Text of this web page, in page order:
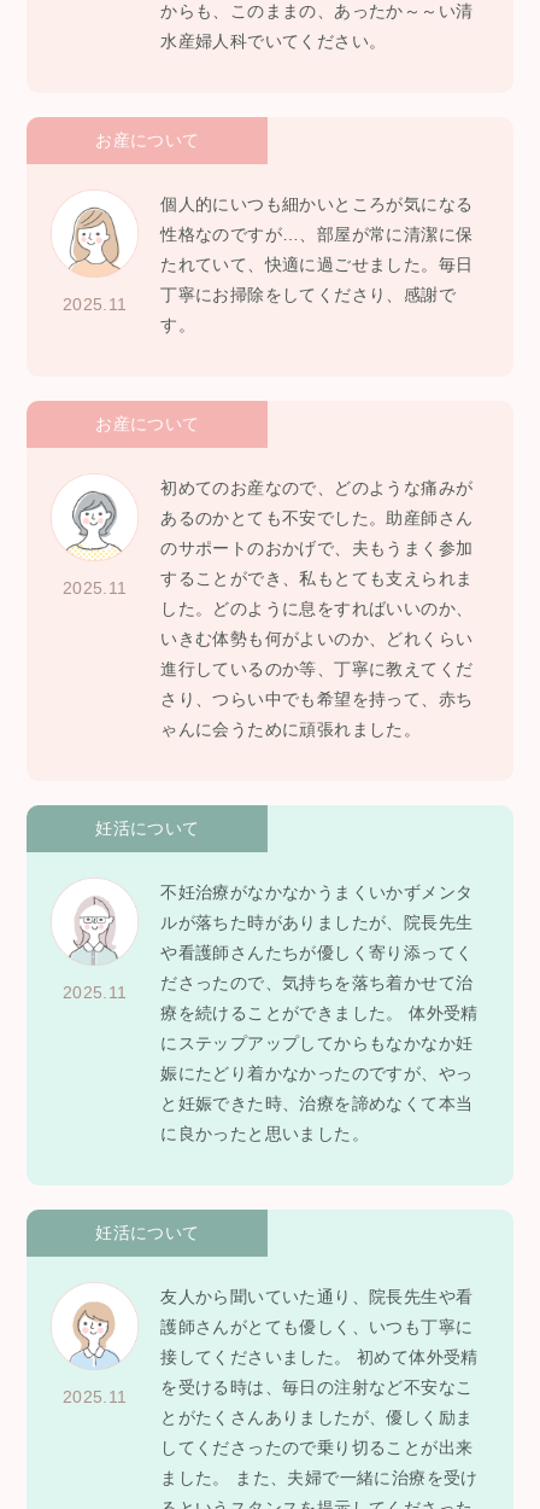
からも、このままの、あったか～～い清
水産婦人科でいてください。
お産について
2025.11
個人的にいつも細かいところが気になる
性格なのですが…、部屋が常に清潔に保
たれていて、快適に過ごせました。毎日
丁寧にお掃除をしてくださり、感謝で
す。
お産について
2025.11
初めてのお産なので、どのような痛みが
あるのかとても不安でした。助産師さん
のサポートのおかげで、夫もうまく参加
することができ、私もとても支えられま
した。どのように息をすればいいのか、
いきむ体勢も何がよいのか、どれくらい
進行しているのか等、丁寧に教えてくだ
さり、つらい中でも希望を持って、赤ち
ゃんに会うために頑張れました。
妊活について
2025.11
不妊治療がなかなかうまくいかずメンタ
ルが落ちた時がありましたが、院長先生
や看護師さんたちが優しく寄り添ってく
ださったので、気持ちを落ち着かせて治
療を続けることができました。 体外受精
にステップアップしてからもなかなか妊
娠にたどり着かなかったのですが、やっ
と妊娠できた時、治療を諦めなくて本当
に良かったと思いました。
妊活について
2025.11
友人から聞いていた通り、院長先生や看
護師さんがとても優しく、いつも丁寧に
接してくださいました。 初めて体外受精
を受ける時は、毎日の注射など不安なこ
とがたくさんありましたが、優しく励ま
してくださったので乗り切ることが出来
ました。 また、夫婦で一緒に治療を受け